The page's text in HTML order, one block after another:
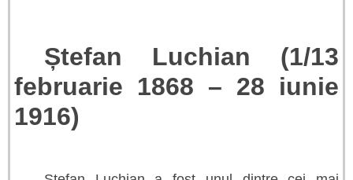
Ștefan Luchian (1/13
februarie 1868 – 28 iunie
1916)